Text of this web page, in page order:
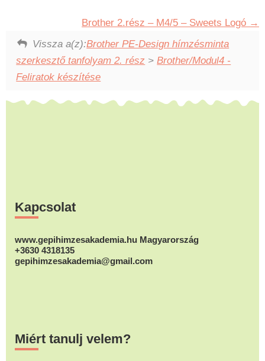
Brother 2.rész – M4/5 – Sweets Logó
Vissza a(z):Brother PE-Design hímzésminta
szerkesztő tanfolyam 2. rész >Brother/Modul4 -
Feliratok készítése
Kapcsolat
www.gepihimzesakademia.hu Magyarország
+3630 4318135
gepihimzesakademia@gmail.com
Miért tanulj velem?